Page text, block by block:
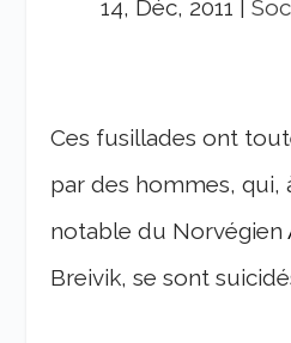
14, Déc, 2011
Ces fusillades ont
par des hommes, qui,
notable du Norvégien
Breivik, se sont